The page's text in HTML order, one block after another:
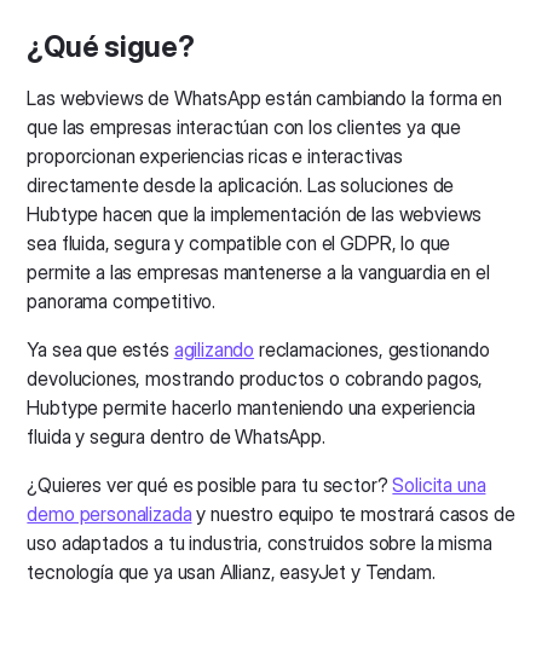
¿Qué sigue?
Las webviews de WhatsApp están cambiando la forma en
que las empresas interactúan con los clientes ya que
proporcionan experiencias ricas e interactivas
directamente desde la aplicación. Las soluciones de
Hubtype hacen que la implementación de las webviews
sea fluida, segura y compatible con el GDPR, lo que
permite a las empresas mantenerse a la vanguardia en el
panorama competitivo.
Ya sea que estés agilizando reclamaciones, gestionando
devoluciones, mostrando productos o cobrando pagos,
Hubtype permite hacerlo manteniendo una experiencia
fluida y segura dentro de WhatsApp.
¿Quieres ver qué es posible para tu sector?Solicita una
demo personalizada y nuestro equipo te mostrará casos de
uso adaptados a tu industria, construidos sobre la misma
tecnología que ya usan Allianz, easyJet y Tendam.